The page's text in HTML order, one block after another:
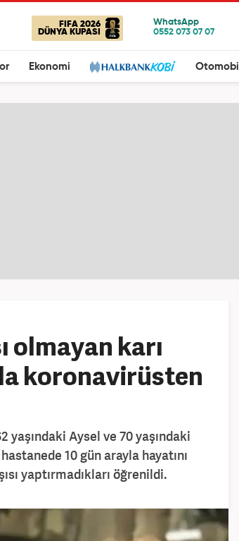
FIFA 2026
DÜNYA KUPASI
Ekonomi Otomobil
olmayan karı
koronavirüsten
Aysel ve 70 yaşındaki
10 gün arayla hayatını
yaptırmadıkları öğrenildi.